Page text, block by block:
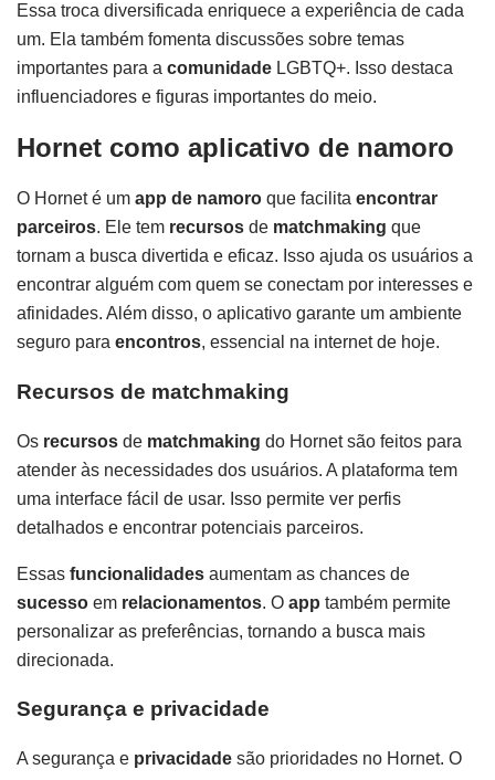
Essa troca diversificada enriquece a experiência de cada
um. Ela também fomenta discussões sobre temas
importantes para a comunidade LGBTQ+. Isso destaca
influenciadores e figuras importantes do meio.
Hornet como aplicativo de namoro
O Hornet é um app de namoro que facilita encontrar
parceiros. Ele tem recursos de matchmaking que
tornam a busca divertida e eficaz. Isso ajuda os usuários a
encontrar alguém com quem se conectam por interesses e
afinidades. Além disso, o aplicativo garante um ambiente
seguro para encontros, essencial na internet de hoje.
Recursos de matchmaking
Os recursos de matchmaking do Hornet são feitos para
atender às necessidades dos usuários. A plataforma tem
uma interface fácil de usar. Isso permite ver perfis
detalhados e encontrar potenciais parceiros.
Essas funcionalidades aumentam as chances de
sucesso em relacionamentos. O app também permite
personalizar as preferências, tornando a busca mais
direcionada.
Segurança e privacidade
A segurança e privacidade são prioridades no Hornet. O